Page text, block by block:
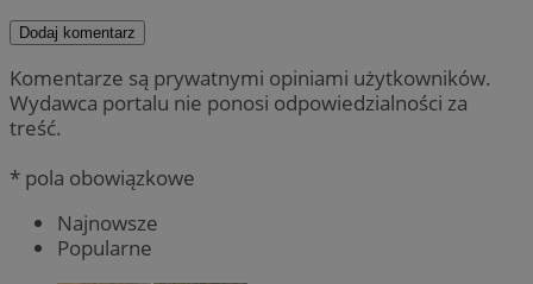
Dodaj komentarz
Komentarze są prywatnymi opiniami użytkowników.
Wydawca portalu nie ponosi odpowiedzialności za
treść.
* pola obowiązkowe
Najnowsze
Popularne